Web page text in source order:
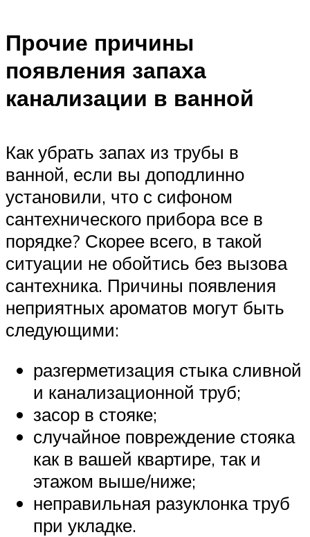
Прочие причины
появления запаха
канализации в ванной
Как убрать запах из трубы в
ванной, если вы доподлинно
установили, что с сифоном
сантехнического прибора все в
порядке? Скорее всего, в такой
ситуации не обойтись без вызова
сантехника. Причины появления
неприятных ароматов могут быть
следующими:
разгерметизация стыка сливной
и канализационной труб;
засор в стояке;
случайное повреждение стояка
как в вашей квартире, так и
этажом выше/ниже;
неправильная разуклонка труб
при укладке.